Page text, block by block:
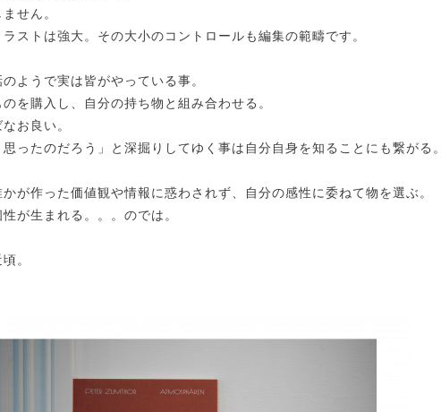
せん。
ストは強大。その大小のコントロールも編集の範疇です。
ようで実は皆がやっている事。
を購入し、自分の持ち物と組み合わせる。
お良い。
思ったのだろう」と深掘りしてゆく事は自分自身を知ることにも繋がる。
が作った価値観や情報に惑わされず、自分の感性に委ねて物を選ぶ。
が生まれる。。。のでは。
。